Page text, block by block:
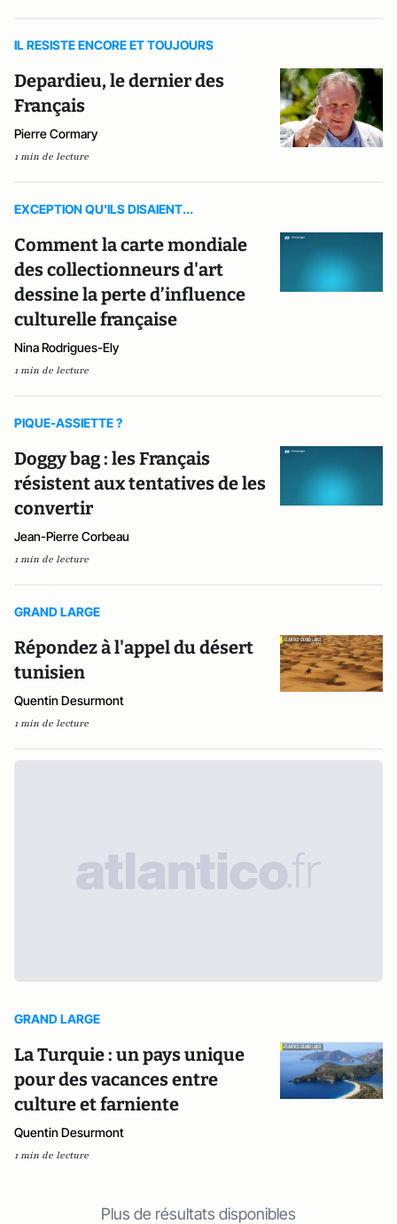
IL RESISTE ENCORE ET TOUJOURS
Depardieu, le dernier des
Français
Pierre Cormary
1 min de lecture
EXCEPTION QU'ILS DISAIENT...
Comment la carte mondiale
des collectionneurs d'art
dessine la perte d’influence
culturelle française
Nina Rodrigues-Ely
1 min de lecture
PIQUE-ASSIETTE ?
Doggy bag : les Français
résistent aux tentatives de les
convertir
Jean-Pierre Corbeau
1 min de lecture
GRAND LARGE
Répondez à l'appel du désert
tunisien
Quentin Desurmont
1 min de lecture
GRAND LARGE
La Turquie : un pays unique
pour des vacances entre
culture et farniente
Quentin Desurmont
1 min de lecture
Plus de résultats disponibles